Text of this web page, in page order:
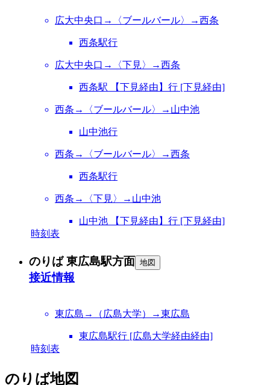
広大中央口→〈ブールバール〉→西条
西条駅行
広大中央口→〈下見〉→西条
西条駅 【下見経由】行 [下見経由]
西条→〈ブールバール〉→山中池
山中池行
西条→〈ブールバール〉→西条
西条駅行
西条→〈下見〉→山中池
山中池 【下見経由】行 [下見経由]
時刻表
のりば 東広島駅方面 地図
接近情報
東広島→（広島大学）→東広島
東広島駅行 [広島大学経由経由]
時刻表
のりば地図